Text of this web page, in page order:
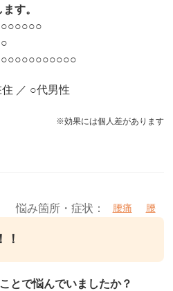
す。
／ ○代男性
※効果には個人差があります
悩み箇所・症状： 腰痛 腰
！
とで悩んでいましたか？